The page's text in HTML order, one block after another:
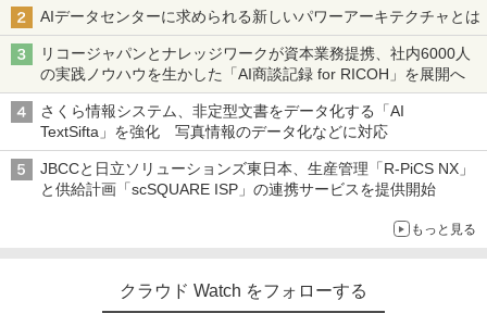
AIデータセンターに求められる新しいパワーアーキテクチャとは
リコージャパンとナレッジワークが資本業務提携、社内6000人
の実践ノウハウを生かした「AI商談記録 for RICOH」を展開へ
さくら情報システム、非定型文書をデータ化する「AI
TextSifta」を強化 写真情報のデータ化などに対応
JBCCと日立ソリューションズ東日本、生産管理「R-PiCS NX」
と供給計画「scSQUARE ISP」の連携サービスを提供開始
もっと見る
クラウド Watch をフォローする